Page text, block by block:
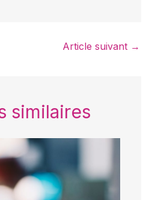
Article suivant →
similaires